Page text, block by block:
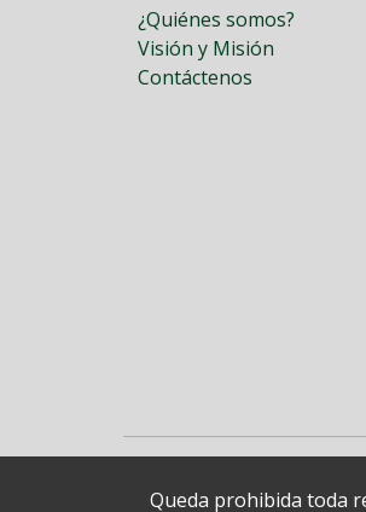
¿Quiénes somos?
Visión y Misión
Contáctenos
Queda prohibida toda